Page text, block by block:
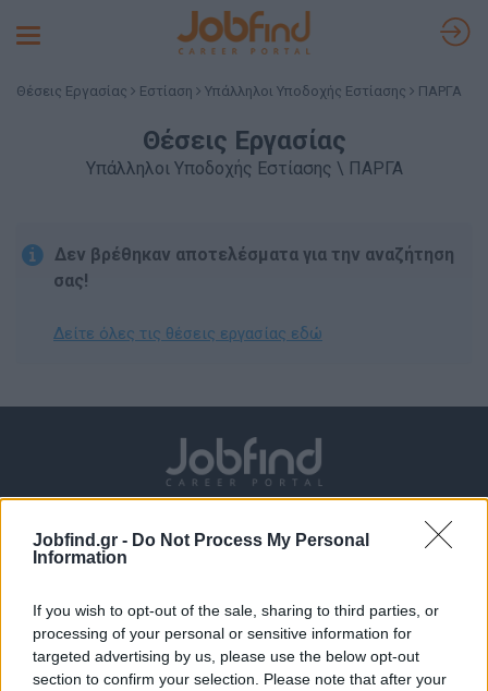
Jobfind.gr - Do Not Process My Personal
Information
If you wish to opt-out of the sale, sharing to third parties, or
processing of your personal or sensitive information for
targeted advertising by us, please use the below opt-out
section to confirm your selection. Please note that after your
Toggle
Θέσεις Εργασίας Εστίαση Υπάλληλοι Υποδοχής Εστίασης ΠΑΡΓΑ
Θέσεις Εργασίας
Υπάλληλοι Υποδοχής Εστίασης \ ΠΑΡΓΑ
Δεν βρέθηκαν αποτελέσματα για την αναζήτηση
σας!
Δείτε όλες τις θέσεις εργασίας εδώ
Θέσεις εργασίας